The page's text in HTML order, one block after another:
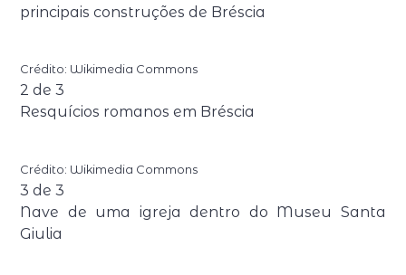
principais construções de Bréscia
Crédito: Wikimedia Commons
2 de3
Resquícios romanos em Bréscia
Crédito: Wikimedia Commons
3 de3
Nave de uma igreja dentro do Museu Santa
Giulia